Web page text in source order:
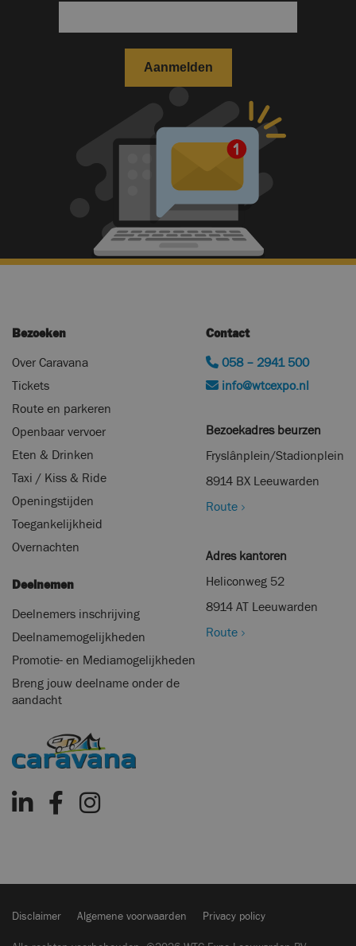
Bezoeken
Over Caravana
Tickets
Route en parkeren
Openbaar vervoer
Eten & Drinken
Taxi / Kiss & Ride
Openingstijden
Toegankelijkheid
Overnachten
Deelnemen
Deelnemers inschrijving
Deelnamemogelijkheden
Promotie- en Mediamogelijkheden
Breng jouw deelname onder de
aandacht
Contact
058 – 2941 500
info@wtcexpo.nl
Bezoekadres beurzen
Fryslânplein/Stadionplein
8914 BX Leeuwarden
Route
Adres kantoren
Heliconweg 52
8914 AT Leeuwarden
Route
Disclaimer Algemene voorwaarden Privacy policy